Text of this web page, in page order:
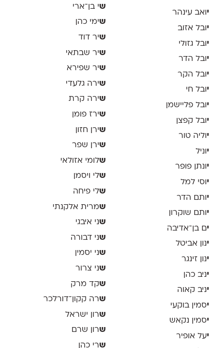
יואב עינהר
י ובל אזוב
י ובל גזולי
יובל הדר
י ובל הקר
יובל חי
י ובל פליישמן
יובל קפצן
י וליה טור
י וניל
יונתן פופר
י וסי למל
יותם הדר
י ותם שוקרון
ים בן־אדיבה
ינון אביטל
ינון זינגר
יניב כהן
יניב קאוה
יסמין בוקעי
יסמין נקאש
יעל אופיר
שי בן־ארי
שימי כהן
שיר דוד
שיר שבתאי
שיר שפירא
שירה גלעדי
שירה קרת
שירז פומן
שירן חזון
שירן שפר
שלומי אזולאי
שלי ויסמן
שלי פיחה
שמרית אלקנתי
שני איבגי
שני דבורה
שני יסמין
שני צרור
שקד מרק
שרה קקון־דורלכר
שרון ישראל
שרון שרם
שרי כהן